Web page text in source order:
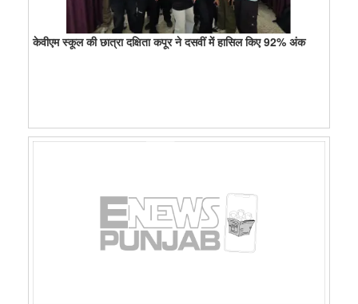
केवीएम स्कूल की छात्रा दक्षिता कपूर ने दसवीं में हासिल किए 92% अंक